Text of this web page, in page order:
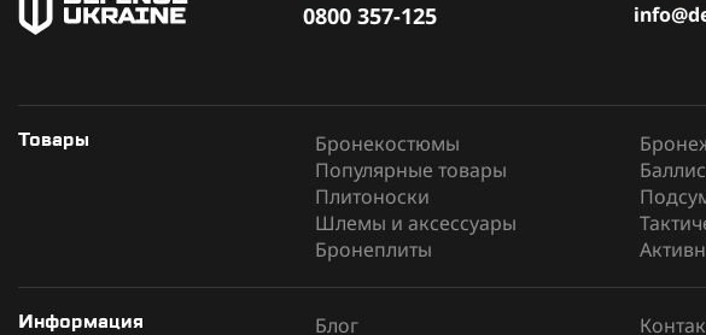
0800 357-125
Товары
Бронекостюмы
Популярные товары
Плитоноски
Шлемы и аксессуары
Бронеплиты
Информация Блог